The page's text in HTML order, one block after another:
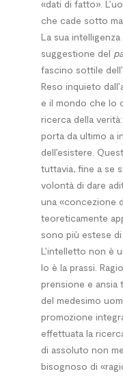
«dati di fatto».
che cade sotto
La sua
suggestione del
fascino sottile
Reso inquieto
e il mondo che lo
ricerca della
porta da ultimo a
dell’esistere.
tuttavia, fine a se
volontà di dare
una «concezione
teoreticamente
sono più estese
L’intelletto non è
lo è la prassi.
prensione e ansia
del medesimo
promozione
effettuata la
di assoluto non
bisognoso di